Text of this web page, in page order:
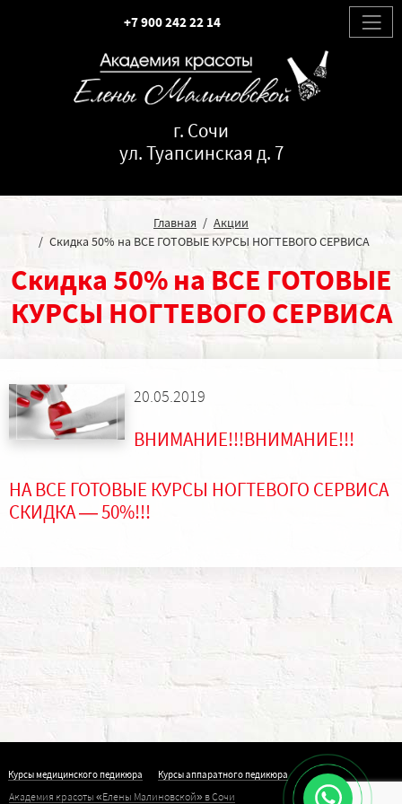
г. Сочи
ул. Туапсинская д. 7
+7 900 242 22 14
Главная
Акции
Скидка 50% на ВСЕ ГОТОВЫЕ КУРСЫ НОГТЕВОГО СЕРВИСА
Скидка 50% на ВСЕ ГОТОВЫЕ
КУРСЫ НОГТЕВОГО СЕРВИСА
20.05.2019
ВНИМАНИЕ!!!ВНИМАНИЕ!!!
НА ВСЕ ГОТОВЫЕ КУРСЫ НОГТЕВОГО СЕРВИСА
СКИДКА — 50%!!!
Курсы медицинского педикюра Курсы аппаратного педикюра
Академия красоты «Елены Малиновской» в Сочи